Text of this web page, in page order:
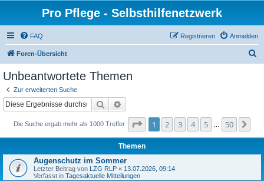
Pro Pflege - Selbsthilfenetzwerk
FAQ Anmelden
Registrieren
Foren-Übersicht
Unbeantwortete Themen
Zur erweiterten Suche
Suche
Die Suche ergab mehr als 1000 Treffer Seite von
1 2 3 4 5 50
Themen
Augenschutz im Sommer
Letzter Beitrag von LZG RLP « 13.07.2026, 09:14
Verfasst in Tagesaktuelle Mitteilungen